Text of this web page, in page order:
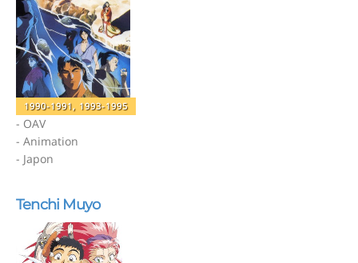
1990-1991, 1993-1995
- OAV
- Animation
- Japon
Tenchi Muyo